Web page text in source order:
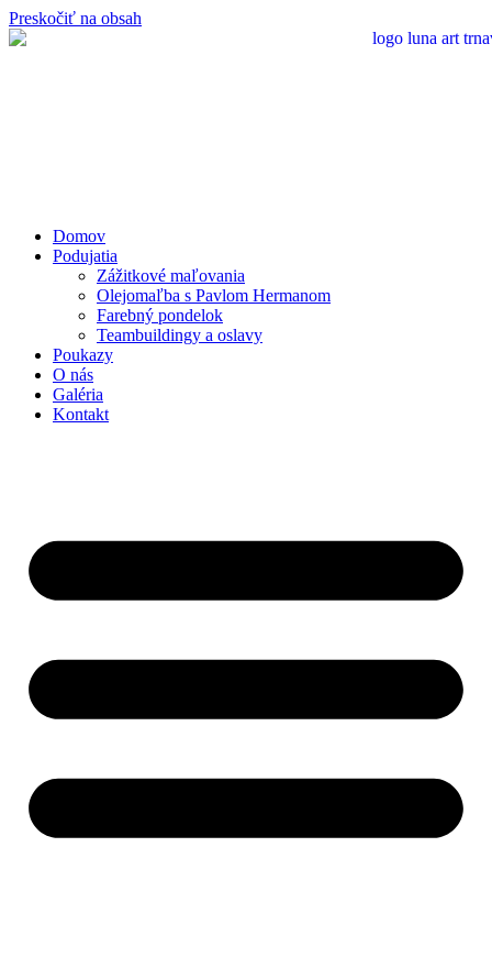
Preskočiť na obsah
Domov
Podujatia
Zážitkové maľovania
Olejomaľba s Pavlom Hermanom
Farebný pondelok
Teambuildingy a oslavy
Poukazy
O nás
Galéria
Kontakt